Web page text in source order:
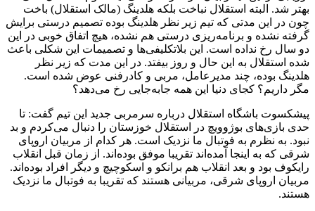
بهتر شد. البته استقلال نباخت بلکه هلدینگ (مالک استقلال) باخت
چون در این مدتی که تیم زیر نظر هلدینگ بوده تصمیم درستی برایش
گرفته نشده و برنامه‌ریزی درستی هم نشده، هیچ اتفاق خوبی در این
دو سال رخ نداده است. این بلاتکلیفی‌ها و تصمیمات این شکلی باعث
شده استقلال به این حال و روز بیفتد. در این مدت که زیر نظر
هلدینگ بوده، چند مدیرعامل، مربی و کادرفنی عوض شده است.
مگر داریم؟ کجای دنیا این همه جابه‌جایی رخ می‌دهد؟
پیشکسوت باشگاه استقلال درباره سرمربی جدید این تیم گفت: تا
حدی بازی‌های بوژوویچ در استقلال خوزستان را دنبال می‌کردم و بد
نبود. به نظرم به فوتبال ما نزدیک است. هر کدام از مربیان اروپای
شرقی که به اینجا آمده‌اند تقریبا موفق بوده‌اند. از زمان قبل انقلاب
رایکوف بود و بعد انقلاب هم برانکو و اسکوچیچ و دیگر افراد بوده‌اند.
مربیان اروپای شرقی، مربیانی هستند که تقریبا به فوتبال ما نزدیک
هستند.